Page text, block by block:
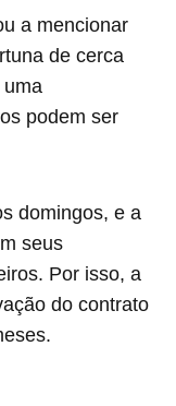
a mencionar
de cerca
uma
podem ser
domingos, e a
seus
Por isso, a
do contrato